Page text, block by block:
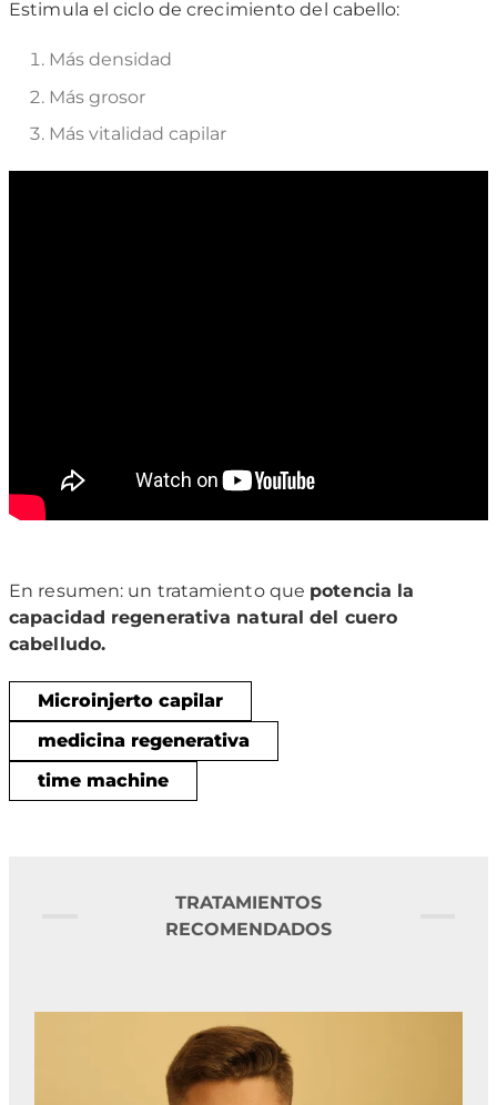
Estimula el ciclo de crecimiento del cabello:
Más densidad
Más grosor
Más vitalidad capilar
En resumen: un tratamiento que potencia la
capacidad regenerativa natural del cuero
cabelludo.
Microinjerto capilar
medicina regenerativa
time machine
TRATAMIENTOS
RECOMENDADOS